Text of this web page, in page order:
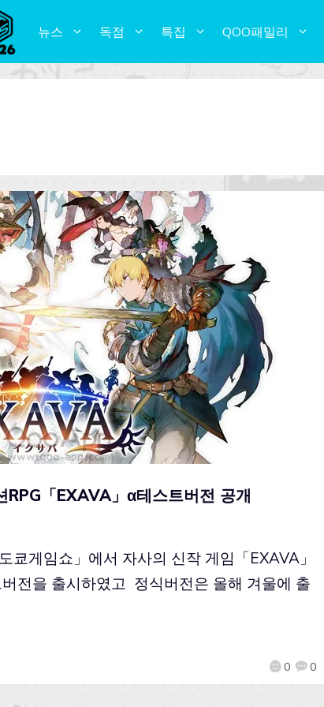
뉴스 독점 특집 QOO패밀리
RPG「EXAVA」α테스트버전 공개
0 0
게임쇼」에서 자사의 신작 게임「EXAVA」
전을 출시하였고 정식버전은 올해 겨울에 출